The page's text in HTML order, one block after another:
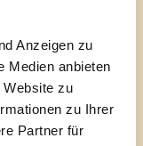
Anzeigen zu
Medien anbieten
Website zu
zu Ihrer
Partner für
Gläsern,